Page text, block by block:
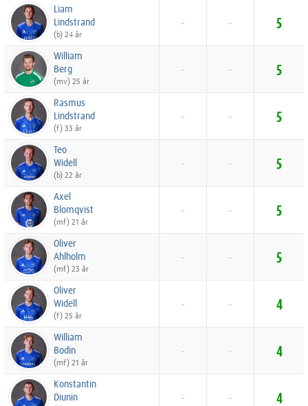
Liam
Lindstrand
(b) 24 år
- - 5
William
Berg
(mv) 25 år
- - 5
Rasmus
Lindstrand
(f) 33 år
- - 5
Teo
Widell
(b) 22 år
- - 5
Axel
Blomqvist
(mf) 21 år
- - 5
Oliver
Ahlholm
(mf) 23 år
- - 5
Oliver
Widell
(f) 25 år
- - 4
William
Bodin
(mf) 21 år
- - 4
Konstantin
Diunin
- - 4